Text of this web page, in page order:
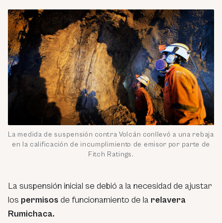
La medida de suspensión contra Volcán conllevó a una rebaja
en la calificación de incumplimiento de emisor por parte de
Fitch Ratings.
La suspensión inicial se debió a la necesidad de ajustar
los permisos de funcionamiento de la relavera
Rumichaca.